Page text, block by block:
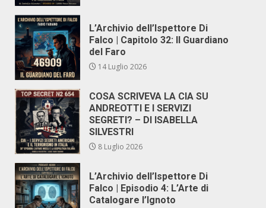
L’Archivio dell’Ispettore Di
Falco | Capitolo 32: Il Guardiano
del Faro
14 Luglio 2026
COSA SCRIVEVA LA CIA SU
ANDREOTTI E I SERVIZI
SEGRETI? – DI ISABELLA
SILVESTRI
8 Luglio 2026
L’Archivio dell’Ispettore Di
Falco | Episodio 4: L’Arte di
Catalogare l’Ignoto